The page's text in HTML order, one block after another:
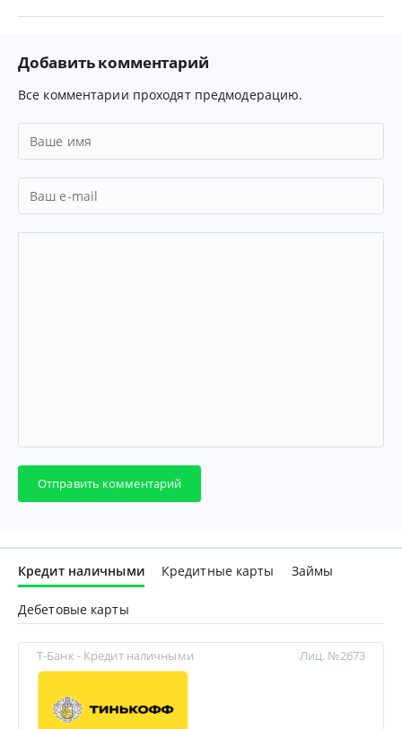
Добавить комментарий
Все комментарии проходят предмодерацию.
Отправить комментарий
Кредит наличными Кредитные карты Займы
Дебетовые карты
Т-Банк - Кредит наличными Лиц. №2673